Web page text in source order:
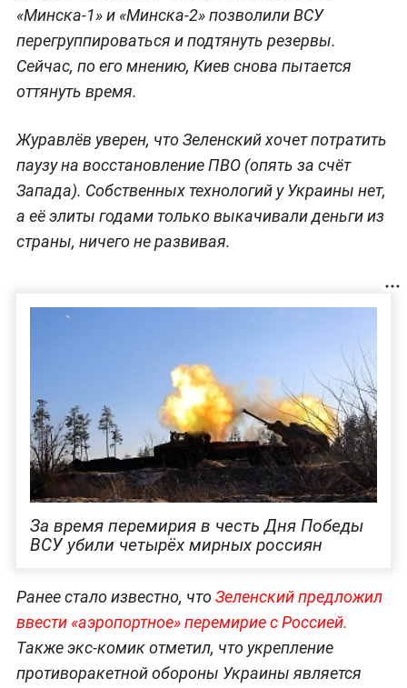
«Минска-1» и «Минска-2» позволили ВСУ
перегруппироваться и подтянуть резервы.
Сейчас, по его мнению, Киев снова пытается
оттянуть время.
Журавлёв уверен, что Зеленский хочет потратить
паузу на восстановление ПВО (опять за счёт
Запада). Собственных технологий у Украины нет,
а её элиты годами только выкачивали деньги из
страны, ничего не развивая.
За время перемирия в честь Дня Победы
ВСУ убили четырёх мирных россиян
Ранее стало известно, чтоЗеленский предложил
ввести «аэропортное» перемирие с Россией.
Также экс-комик отметил, что укрепление
противоракетной обороны Украины является